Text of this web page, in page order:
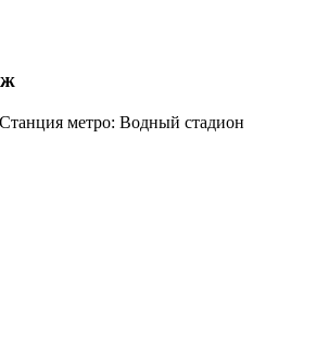
метро: Водный стадион